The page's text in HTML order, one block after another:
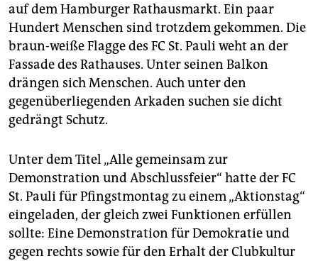
unterstützen
abo
genossenschaft
epaper login
auf dem Hamburger Rathausmarkt. Ein paar
Hundert Menschen sind trotzdem gekommen. Die
braun-weiße Flagge des FC St. Pauli weht an der
Fassade des Rathauses. Unter seinen Balkon
drängen sich Menschen. Auch unter den
gegenüberliegenden Arkaden suchen sie dicht
gedrängt Schutz.
Unter dem Titel „Alle gemeinsam zur
Demonstration und Abschlussfeier“ hatte der FC
St. Pauli für Pfingstmontag zu einem „Aktionstag“
eingeladen, der gleich zwei Funktionen erfüllen
sollte: Eine Demonstration für Demokratie und
gegen rechts sowie für den Erhalt der Clubkultur